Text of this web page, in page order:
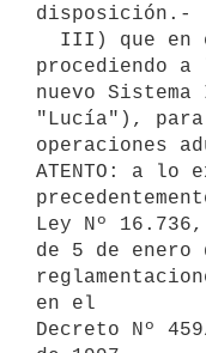
disposición.-
procediendo
nuevo
"Lucía"),
operaciones
ATENTO: a lo
Ley Nº 16.736,
de 5 de enero
en el
Decreto Nº